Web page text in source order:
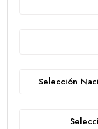
Selección